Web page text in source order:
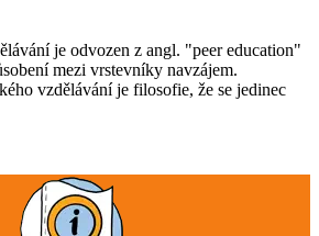
je odvozen z angl. "peer education"
mezi vrstevníky navzájem.
vzdělávání je filosofie, že se jedinec